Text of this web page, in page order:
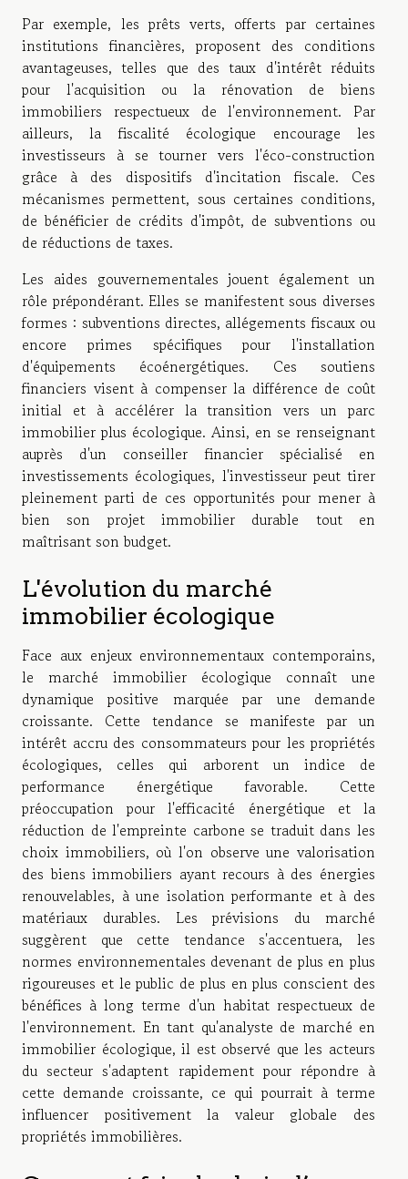
Par exemple, les prêts verts, offerts par certaines
institutions financières, proposent des conditions
avantageuses, telles que des taux d'intérêt réduits
pour l'acquisition ou la rénovation de biens
immobiliers respectueux de l'environnement. Par
ailleurs, la fiscalité écologique encourage les
investisseurs à se tourner vers l'éco-construction
grâce à des dispositifs d'incitation fiscale. Ces
mécanismes permettent, sous certaines conditions,
de bénéficier de crédits d'impôt, de subventions ou
de réductions de taxes.
Les aides gouvernementales jouent également un
rôle prépondérant. Elles se manifestent sous diverses
formes : subventions directes, allégements fiscaux ou
encore primes spécifiques pour l'installation
d'équipements écoénergétiques. Ces soutiens
financiers visent à compenser la différence de coût
initial et à accélérer la transition vers un parc
immobilier plus écologique. Ainsi, en se renseignant
auprès d'un conseiller financier spécialisé en
investissements écologiques, l'investisseur peut tirer
pleinement parti de ces opportunités pour mener à
bien son projet immobilier durable tout en
maîtrisant son budget.
L'évolution du marché
immobilier écologique
Face aux enjeux environnementaux contemporains,
le marché immobilier écologique connaît une
dynamique positive marquée par une demande
croissante. Cette tendance se manifeste par un
intérêt accru des consommateurs pour les propriétés
écologiques, celles qui arborent un indice de
performance énergétique favorable. Cette
préoccupation pour l'efficacité énergétique et la
réduction de l'empreinte carbone se traduit dans les
choix immobiliers, où l'on observe une valorisation
des biens immobiliers ayant recours à des énergies
renouvelables, à une isolation performante et à des
matériaux durables. Les prévisions du marché
suggèrent que cette tendance s'accentuera, les
normes environnementales devenant de plus en plus
rigoureuses et le public de plus en plus conscient des
bénéfices à long terme d'un habitat respectueux de
l'environnement. En tant qu'analyste de marché en
immobilier écologique, il est observé que les acteurs
du secteur s'adaptent rapidement pour répondre à
cette demande croissante, ce qui pourrait à terme
influencer positivement la valeur globale des
propriétés immobilières.